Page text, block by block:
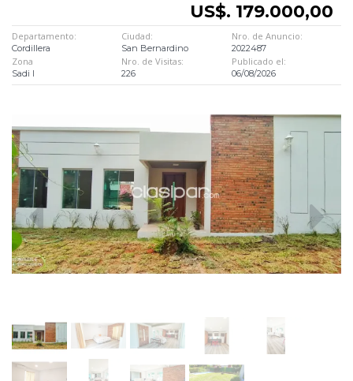
US$. 179.000,00
Departamento:
Cordillera
Ciudad:
San Bernardino
Nro. de Anuncio:
2022487
Zona
Sadi I
Nro. de Visitas:
226
Publicado el:
06/08/2026